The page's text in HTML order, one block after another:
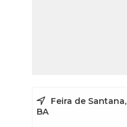
Feira de Santana,
BA